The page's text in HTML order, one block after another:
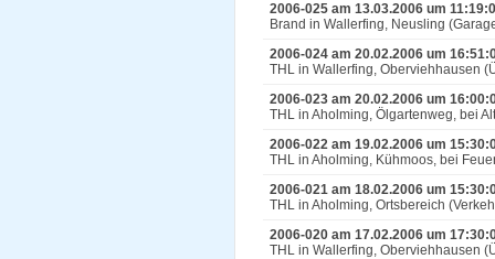
2006-025 am 13.03.2006 um
Brand in Wallerfing, Neusling
2006-024 am 20.02.2006 um
THL in Wallerfing, Oberviehhausen
2006-023 am 20.02.2006 um
THL in Aholming, Ölgartenweg, bei
2006-022 am 19.02.2006 um
THL in Aholming, Kühmoos, bei
2006-021 am 18.02.2006 um
THL in Aholming, Ortsbereich
2006-020 am 17.02.2006 um
THL in Wallerfing, Oberviehhausen